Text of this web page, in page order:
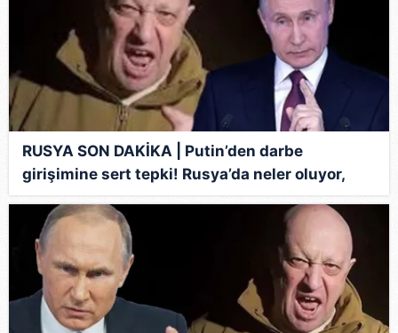
RUSYA SON DAKİKA | Putin’den darbe
girişimine sert tepki! Rusya’da neler oluyor,
Wagner geri mi çekildi? İşte Wagner krizinde
son durum